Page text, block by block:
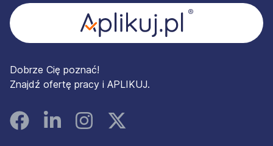
Dobrze Cię poznać!
Znajdź ofertę pracy i APLIKUJ.
FacebookLinked InInstagramInstagram